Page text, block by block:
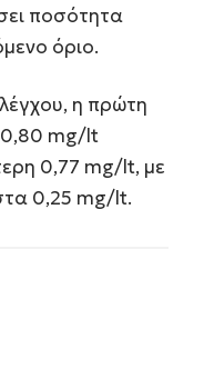
ποσότητα
όριο.
η πρώτη
0,80 mg/lt
0,77 mg/lt, με
0,25 mg/lt.